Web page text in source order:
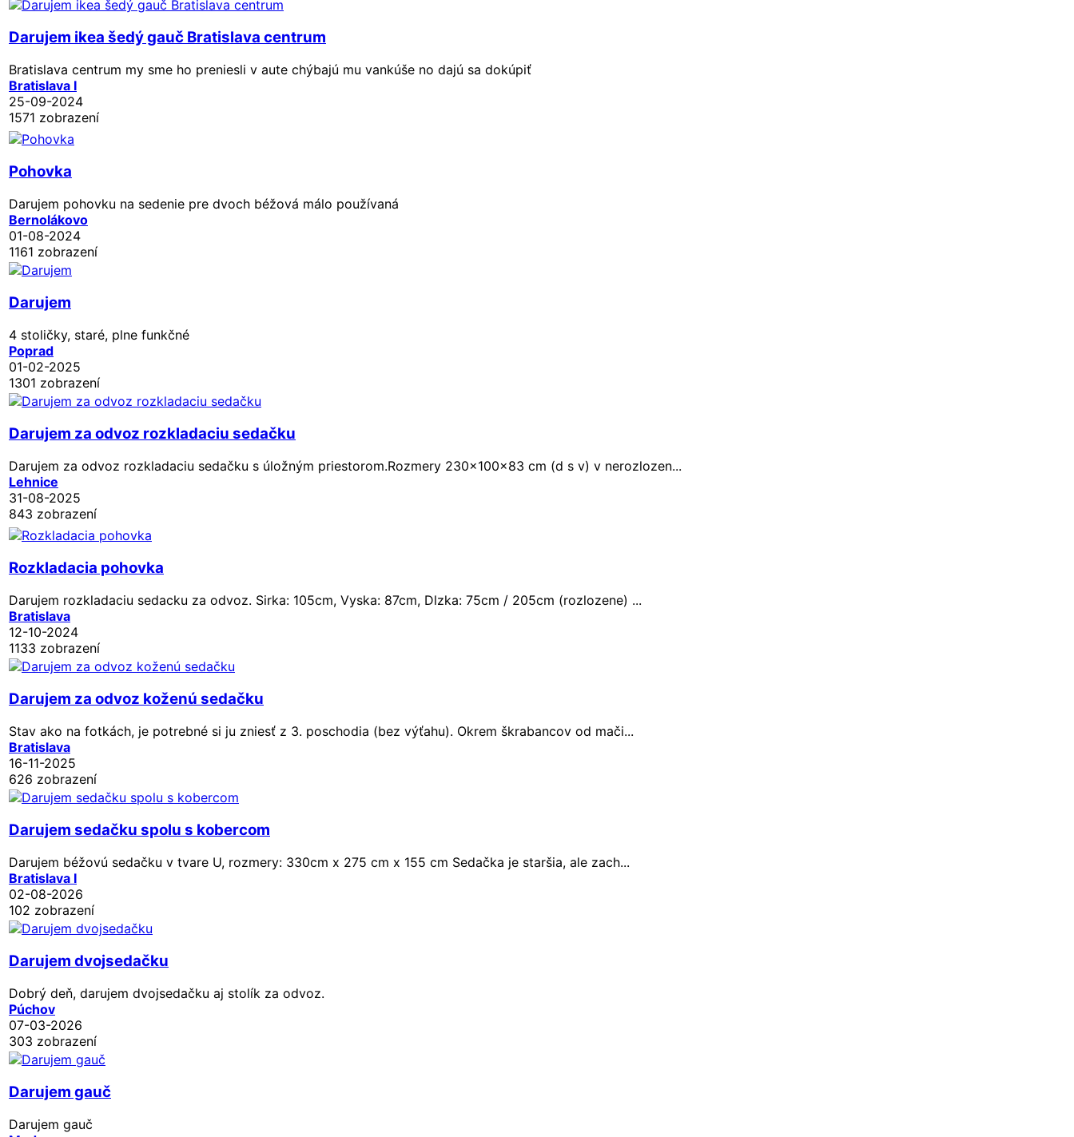
Darujem ikea šedý gauč Bratislava centrum
Bratislava centrum my sme ho preniesli v aute chýbajú mu vankúše no dajú sa dokúpiť
Bratislava I
25-09-2024
1571 zobrazení
Pohovka
Darujem pohovku na sedenie pre dvoch béžová málo používaná
Bernolákovo
01-08-2024
1161 zobrazení
Darujem
4 stoličky, staré, plne funkčné
Poprad
01-02-2025
1301 zobrazení
Darujem za odvoz rozkladaciu sedačku
Darujem za odvoz rozkladaciu sedačku s úložným priestorom.Rozmery 230x100x83 cm (d s v) v nerozlozen...
Lehnice
31-08-2025
843 zobrazení
Rozkladacia pohovka
Darujem rozkladaciu sedacku za odvoz. Sirka: 105cm, Vyska: 87cm, Dlzka: 75cm / 205cm (rozlozene) ...
Bratislava
12-10-2024
1133 zobrazení
Darujem za odvoz koženú sedačku
Stav ako na fotkách, je potrebné si ju zniesť z 3. poschodia (bez výťahu). Okrem škrabancov od mači...
Bratislava
16-11-2025
626 zobrazení
Darujem sedačku spolu s kobercom
Darujem béžovú sedačku v tvare U, rozmery: 330cm x 275 cm x 155 cm Sedačka je staršia, ale zach...
Bratislava I
02-08-2026
102 zobrazení
Darujem dvojsedačku
Dobrý deň, darujem dvojsedačku aj stolík za odvoz.
Púchov
07-03-2026
303 zobrazení
Darujem gauč
Darujem gauč